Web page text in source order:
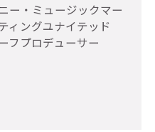
ー・ミュージックマー
ィングユナイテッド
フプロデューサー